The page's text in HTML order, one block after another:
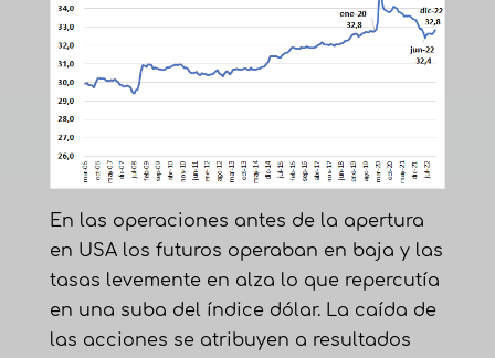
En las operaciones antes de la apertura
en USA los futuros operaban en baja y las
tasas levemente en alza lo que repercutía
en una suba del índice dólar. La caída de
las acciones se atribuyen a resultados